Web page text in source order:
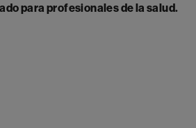
para profesionales de la salud.